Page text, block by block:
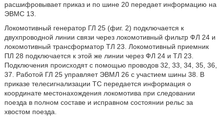
расшифровывает приказ и по шине 20 передает информацию на
ЭВМС 13.
Локомотивный генератор ГЛ 25 (фиг. 2) подключается к
двухпроводной линии связи через локомотивный фильтр ФЛ 24 и
локомотивный трансформатор ТЛ 23. Локомотивный приемник
ПЛ 28 подключается к этой же линии через ФЛ 24 и ТЛ 23.
Подключения происходят с помощью проводов 32, 33, 34, 35, 36,
37. Работой ГЛ 25 управляет ЭВМЛ 26 с участием шины 38. В
приказе телесигнализации ТС передается информация о
координате местонахождения локомотива при следовании
поезда в полном составе и исправном состоянии рельс за
хвостом поезда.